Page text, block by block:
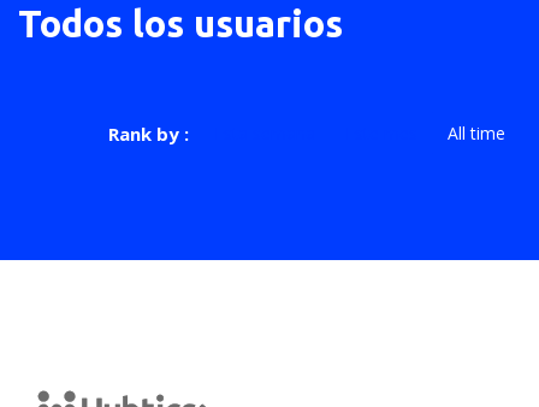
Todos los usuarios
Rank by : All time